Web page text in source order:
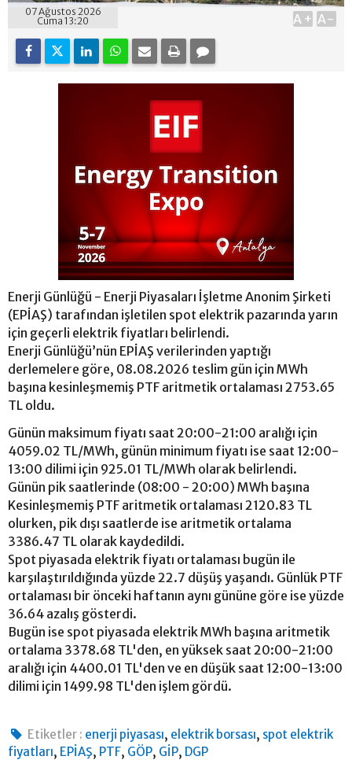
07 Ağustos 2026
Cuma 13:20
A+ A-
Enerji Günlüğü - Enerji Piyasaları İşletme Anonim Şirketi
(EPİAŞ) tarafından işletilen spot elektrik pazarında yarın
için geçerli elektrik fiyatları belirlendi.
Enerji Günlüğü’nün EPİAŞ verilerinden yaptığı
derlemelere göre, 08.08.2026 teslim gün için MWh
başına kesinleşmemiş PTF aritmetik ortalaması 2753.65
TL oldu.
Günün maksimum fiyatı saat 20:00-21:00 aralığı için
4059.02 TL/MWh, günün minimum fiyatı ise saat 12:00-
13:00 dilimi için 925.01 TL/MWh olarak belirlendi.
Günün pik saatlerinde (08:00 - 20:00) MWh başına
Kesinleşmemiş PTF aritmetik ortalaması 2120.83 TL
olurken, pik dışı saatlerde ise aritmetik ortalama
3386.47 TL olarak kaydedildi.
Spot piyasada elektrik fiyatı ortalaması bugün ile
karşılaştırıldığında yüzde 22.7 düşüş yaşandı. Günlük PTF
ortalaması bir önceki haftanın aynı gününe göre ise yüzde
36.64 azalış gösterdi.
Bugün ise spot piyasada elektrik MWh başına aritmetik
ortalama 3378.68 TL'den, en yüksek saat 20:00-21:00
aralığı için 4400.01 TL'den ve en düşük saat 12:00-13:00
dilimi için 1499.98 TL'den işlem gördü.
Etiketler : enerji piyasası, elektrik borsası, spot elektrik
fiyatları, EPİAŞ, PTF, GÖP, GİP, DGP